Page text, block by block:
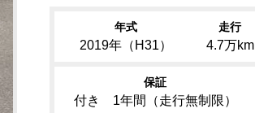
年式
2019年（H31）
走行
4.7万km
保証
付き 1年間（走行無制限）